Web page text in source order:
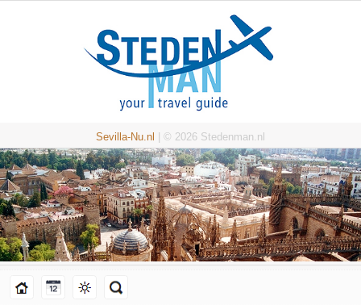
Sevilla-Nu.nl | © 2026 Stedenman.nl